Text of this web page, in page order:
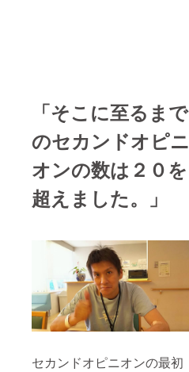
「そこに至るまで
のセカンドオピニ
オンの数は２０を
超えました。」
セカンドオピニオンの最初